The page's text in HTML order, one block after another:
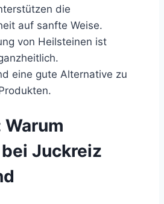
die
auf sanfte Weise.
von Heilsteinen ist
eine gute Alternative zu
Juckreiz